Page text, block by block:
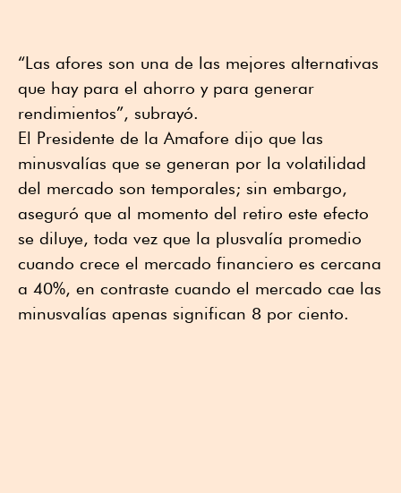
“Las afores son una de las mejores alternativas
que hay para el ahorro y para generar
rendimientos”, subrayó.
El Presidente de la Amafore dijo que las
minusvalías que se generan por la volatilidad
del mercado son temporales; sin embargo,
aseguró que al momento del retiro este efecto
se diluye, toda vez que la plusvalía promedio
cuando crece el mercado financiero es cercana
a 40%, en contraste cuando el mercado cae las
minusvalías apenas significan 8 por ciento.